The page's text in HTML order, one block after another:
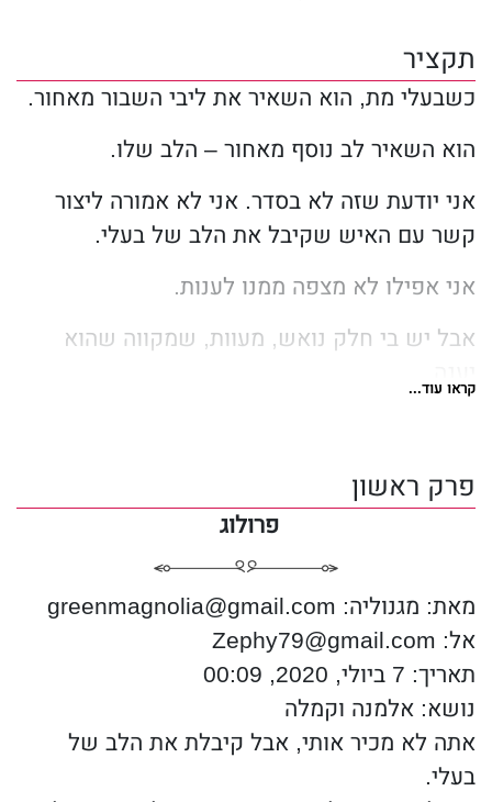
תקציר
כשבעלי מת, הוא השאיר את ליבי השבור מאחור.
הוא השאיר לב נוסף מאחור – הלב שלו.
אני יודעת שזה לא בסדר. אני לא אמורה ליצור
קשר עם האיש שקיבל את הלב של בעלי.
אני אפילו לא מצפה ממנו לענות.
אבל יש בי חלק נואש, מעוות, שמקווה שהוא
בלי פרטים אישיים.
הדבר היחיד שנותר לי מבעלי, נמצא בתוכו.
אזהרה: הספר מכיל נושאים קשים כמו אובדן של
אדם אהוב והתאבדות.
בבקשה לקרוא מתוך אחריות.
ביקורות:
קראו עוד...
פרק ראשון
פרולוג
מאת: מגנוליה: greenmagnolia@gmail.com
אל: Zephy79@gmail.com
תאריך: 7 ביולי, 2020, 00:09
נושא: אלמנה וקמלה
אתה לא מכיר אותי, אבל קיבלת את הלב של
בעלי.